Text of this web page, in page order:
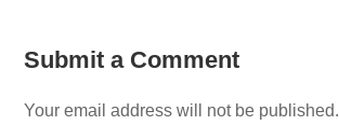
Submit a Comment
Your email address will not be published.